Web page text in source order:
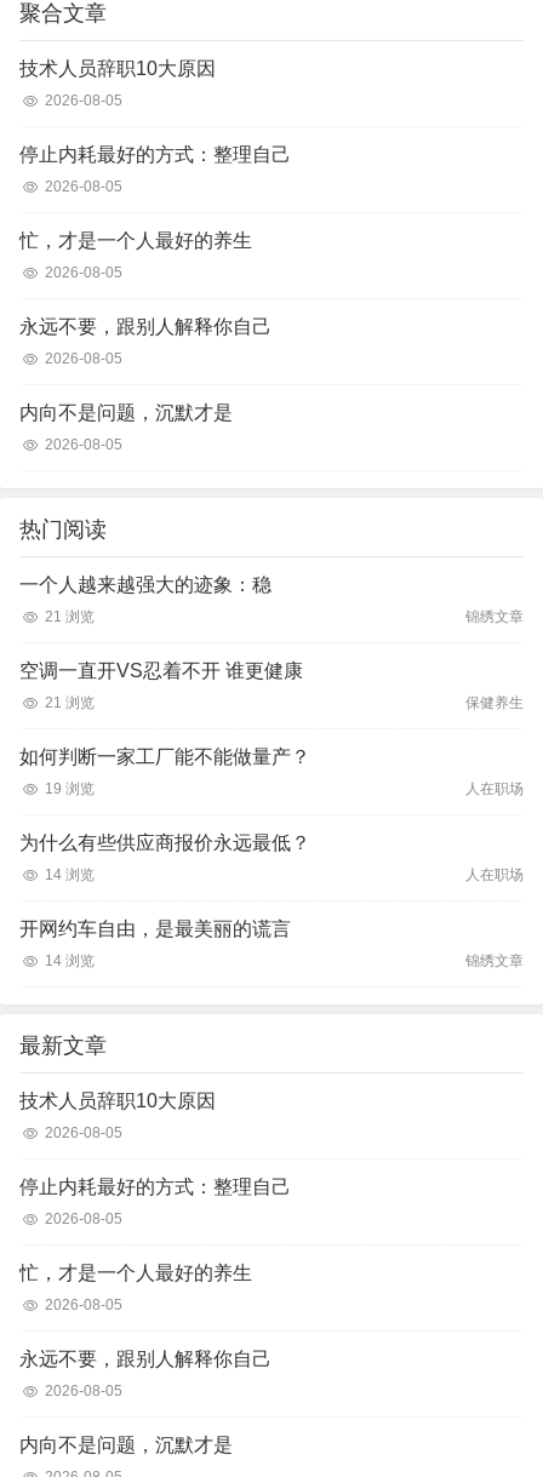
聚合文章
技术人员辞职10大原因
2026-08-05
停止内耗最好的方式：整理自己
2026-08-05
忙，才是一个人最好的养生
2026-08-05
永远不要，跟别人解释你自己
2026-08-05
内向不是问题，沉默才是
2026-08-05
热门阅读
一个人越来越强大的迹象：稳
21 浏览 锦绣文章
空调一直开VS忍着不开 谁更健康
21 浏览 保健养生
如何判断一家工厂能不能做量产？
19 浏览 人在职场
为什么有些供应商报价永远最低？
14 浏览 人在职场
开网约车自由，是最美丽的谎言
14 浏览 锦绣文章
最新文章
技术人员辞职10大原因
2026-08-05
停止内耗最好的方式：整理自己
2026-08-05
忙，才是一个人最好的养生
2026-08-05
永远不要，跟别人解释你自己
2026-08-05
内向不是问题，沉默才是